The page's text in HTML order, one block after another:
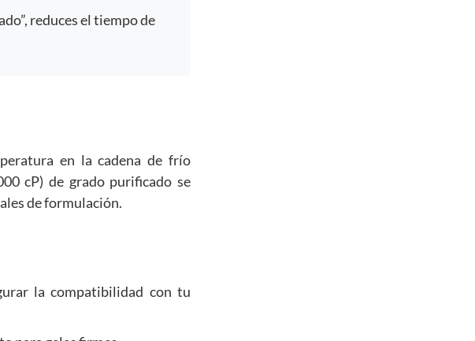
reduces el tiempo de
en la cadena de frío
cP) de grado purificado se
de formulación.
la compatibilidad con tu